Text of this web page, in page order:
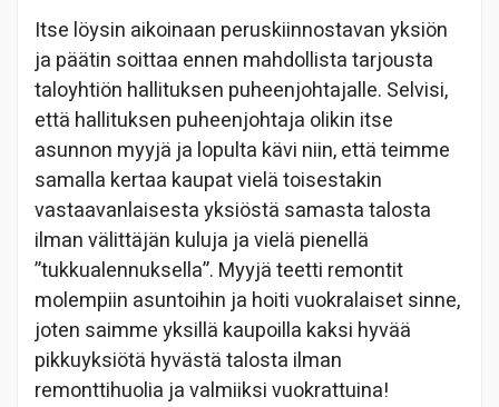
Itse löysin aikoinaan peruskiinnostavan yksiön
ja päätin soittaa ennen mahdollista tarjousta
taloyhtiön hallituksen puheenjohtajalle. Selvisi,
että hallituksen puheenjohtaja olikin itse
asunnon myyjä ja lopulta kävi niin, että teimme
samalla kertaa kaupat vielä toisestakin
vastaavanlaisesta yksiöstä samasta talosta
ilman välittäjän kuluja ja vielä pienellä
”tukkualennuksella”. Myyjä teetti remontit
molempiin asuntoihin ja hoiti vuokralaiset sinne,
joten saimme yksillä kaupoilla kaksi hyvää
pikkuyksiötä hyvästä talosta ilman
remonttihuolia ja valmiiksi vuokrattuina!